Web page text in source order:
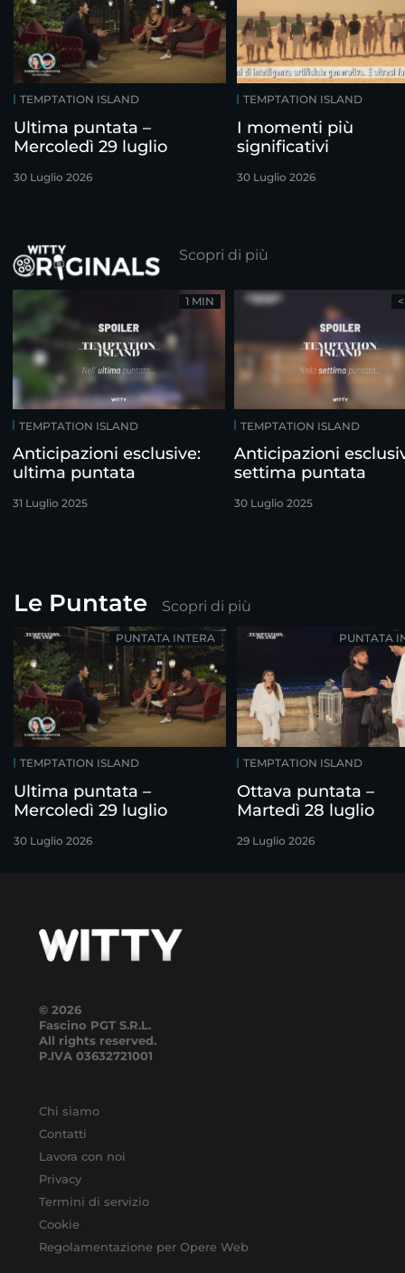
TEMPTATION ISLAND
Ultima puntata –
Mercoledì 29 luglio
30 Luglio 2026
TEMPTATION ISLAND
I momenti più
significativi
30 Luglio 2026
Scopri di più
TEMPTATION ISLAND
Anticipazioni esclusive:
ultima puntata
31 Luglio 2025
1 MIN
TEMPTATION ISLAND
Anticipazioni
settima puntata
30 Luglio 2025
Le Puntate Scopri di più
TEMPTATION ISLAND
Ultima puntata –
Mercoledì 29 luglio
30 Luglio 2026
PUNTATA INTERA
TEMPTATION ISLAND
Ottava puntata –
Martedì 28 luglio
29 Luglio 2026
PUNTATA
© 2026
Fascino PGT S.R.L.
All rights reserved.
P.IVA 03632721001
Chi siamo
Contatti
Lavora con noi
Privacy
Termini di servizio
Cookie
Regolamentazione per Opere Web